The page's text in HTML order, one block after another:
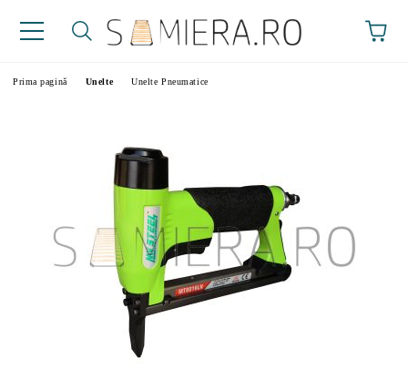
Prima pagină Unelte Unelte Pneumatice